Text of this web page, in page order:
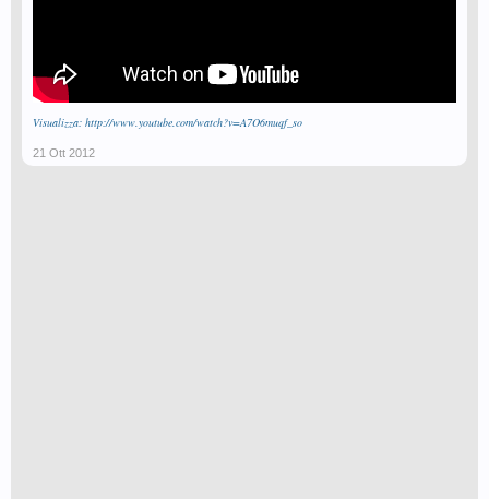
Visualizza: http://www.youtube.com/watch?v=A7O6muqf_so
21 Ott 2012